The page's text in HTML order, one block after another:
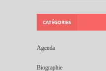
CATÉGORIES
Agenda
Biographie